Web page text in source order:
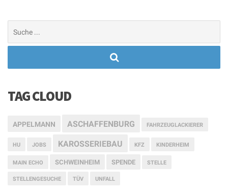
nach:
TAG CLOUD
APPELMANN ASCHAFFENBURG FAHRZEUGLACKIERER
HU JOBS KAROSSERIEBAU KFZ KINDERHEIM
MAIN ECHO SCHWEINHEIM SPENDE STELLE
STELLENGESUCHE TÜV UNFALL